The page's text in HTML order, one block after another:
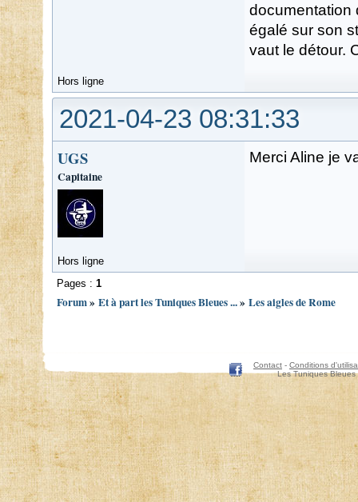
documentation
égalé sur son
vaut le détour.
Hors ligne
2021-04-23 08:31:33
UGS
Capitaine
Merci Aline je
Hors ligne
Pages : 1
Forum» Et à part les Tuniques Bleues ...» Les aigles de Rome
Contact - Conditions
Les Tuniques